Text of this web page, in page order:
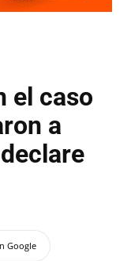
el caso
a
Google